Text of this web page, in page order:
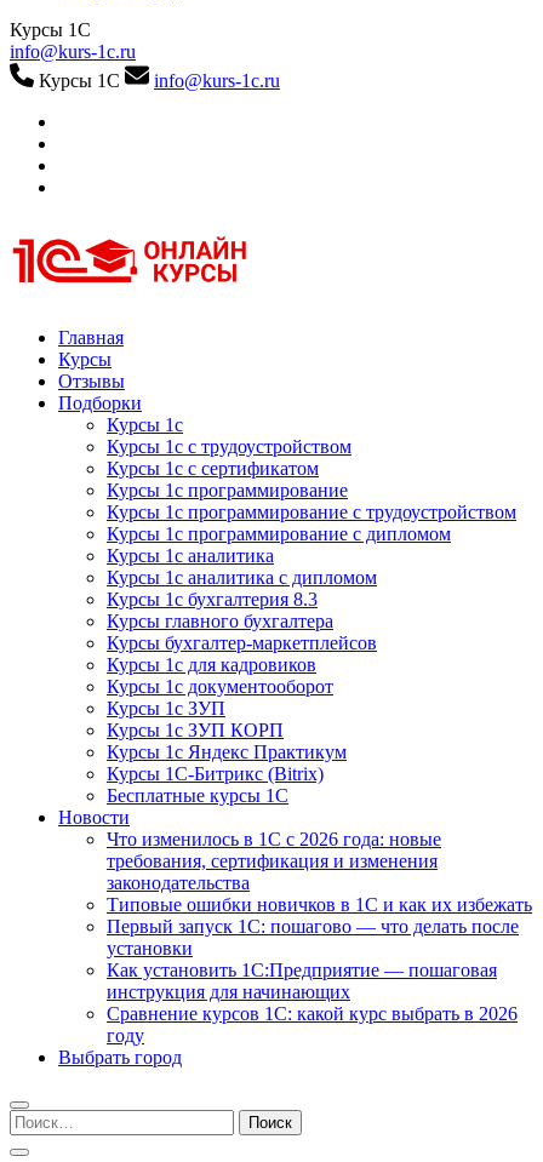
Курсы 1С
info@kurs-1c.ru
Курсы 1С
info@kurs-1c.ru
Курсы 1С
Курсы 1С официальная сертификация
Главная
Курсы
Отзывы
Подборки
Курсы 1с
Курсы 1с с трудоустройством
Курсы 1с с сертификатом
Курсы 1с программирование
Курсы 1с программирование с трудоустройством
Курсы 1с программирование с дипломом
Курсы 1с аналитика
Курсы 1с аналитика с дипломом
Курсы 1с бухгалтерия 8.3
Курсы главного бухгалтера
Курсы бухгалтер-маркетплейсов
Курсы 1с для кадровиков
Курсы 1с документооборот
Курсы 1с ЗУП
Курсы 1с ЗУП КОРП
Курсы 1с Яндекс Практикум
Курсы 1С-Битрикс (Bitrix)
Бесплатные курсы 1С
Новости
Что изменилось в 1С с 2026 года: новые
требования, сертификация и изменения
законодательства
Типовые ошибки новичков в 1С и как их избежать
Первый запуск 1С: пошагово — что делать после
установки
Как установить 1С:Предприятие — пошаговая
инструкция для начинающих
Сравнение курсов 1С: какой курс выбрать в 2026
году
Выбрать город
Найти: